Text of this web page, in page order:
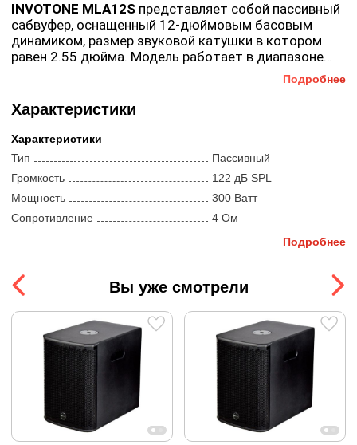
INVOTONE MLA12S представляет собой пассивный
сабвуфер, оснащенный 12-дюймовым басовым
динамиком, размер звуковой катушки в котором
равен 2.55 дюйма. Модель работает в диапазоне
частот от 45 до 2800 Гц, а показатель мощности
при этом достигает 300 Вт. Сабвуфер заключен в
компактный корпус, изготовленный из фанеры.
Специальное покрытие предохраняет поверхности
от царапин, потертостей и других повреждений.
необходимые для его подключения к усилителю.
Для достижения максимальной
производительности производитель рекомендует
использовать усилитель М2000. В нижней части
устройства находится адаптер для монтажа в
стойку.
Подробнее
Характеристики
Характеристики
Тип
Пассивный
Громкость
122 дБ SPL
Мощность
300 Ватт
Сопротивление
4 Ом
Входы
Speakon | Клеммы
Частотный диапазон 45 - 2800 Гц
Размеры и вес
Размеры
54 x 35 x 50 см
20.1 кг
Подробнее
Вы уже смотрели